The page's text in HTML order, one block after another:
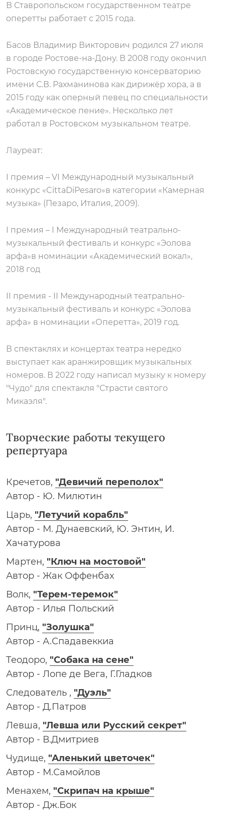
В Ставропольском государственном театре
оперетты работает с 2015 года.
Басов Владимир Викторович родился 27 июля
в городе Ростове-на-Дону. В 2008 году окончил
Ростовскую государственную консерваторию
имени С.В. Рахманинова как дирижёр хора, а в
2015 году как оперный певец по специальности
«Академическое пение». Несколько лет
работал в Ростовском музыкальном театре.
Лауреат:
I премия – VI Международный музыкальный
конкурс «CittaDiPesaro»в категории «Камерная
музыка» (Пезаро, Италия, 2009).
I премия – I Международный театрально-
музыкальный фестиваль и конкурс «Эолова
арфа»в номинации «Академический вокал»,
2018 год
II премия - II Международный театрально-
музыкальный фестиваль и конкурс «Эолова
арфа» в номинации «Оперетта», 2019 год.
В спектаклях и концертах театра нередко
выступает как аранжировщик музыкальных
номеров. В 2022 году написал музыку к номеру
"Чудо" для спектакля "Страсти святого
Микаэля".
Творческие работы текущего
репертуара
Кречетов, "Девичий переполох"
Автор - Ю. Милютин
Царь, "Летучий корабль"
Автор - М. Дунаевский, Ю. Энтин, И.
Хачатурова
Мартен, "Ключ на мостовой"
Автор - Жак Оффенбах
Волк, "Терем-теремок"
Автор - Илья Польский
Принц, "Золушка"
Автор - А.Спадавеккиа
Теодоро, "Собака на сене"
Автор - Лопе де Вега, Г.Гладков
Следователь , "Дуэль"
Автор - Д.Патров
Левша, "Левша или Русский секрет"
Автор - В.Дмитриев
Чудище, "Аленький цветочек"
Автор - М.Самойлов
Менахем, "Скрипач на крыше"
Автор - Дж.Бок